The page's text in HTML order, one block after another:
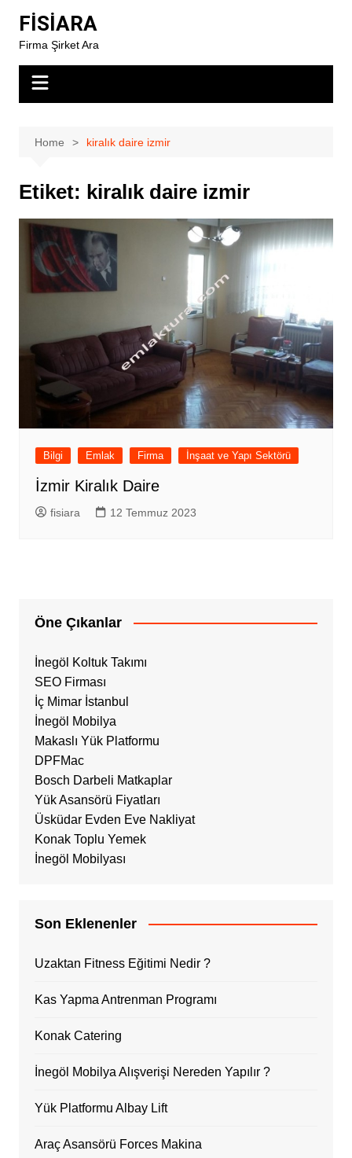
content
FİSİARA
Firma Şirket Ara
Home kiralık daire izmir
Etiket: kiralık daire izmir
Bilgi Emlak Firma İnşaat ve Yapı Sektörü
İzmir Kiralık Daire
fisiara 12 Temmuz 2023
Öne Çıkanlar
İnegöl Koltuk Takımı
SEO Firması
İç Mimar İstanbul
İnegöl Mobilya
Makaslı Yük Platformu
DPFMac
Bosch Darbeli Matkaplar
Yük Asansörü Fiyatları
Üsküdar Evden Eve Nakliyat
Konak Toplu Yemek
İnegöl Mobilyası
Son Eklenenler
Uzaktan Fitness Eğitimi Nedir ?
Kas Yapma Antrenman Programı
Konak Catering
İnegöl Mobilya Alışverişi Nereden Yapılır ?
Yük Platformu Albay Lift
Araç Asansörü Forces Makina